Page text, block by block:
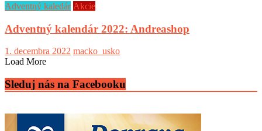
Adventný kaledár Akcie
Adventný kalendár 2022: Andreashop
1. decembra 2022 macko_usko
Load More
Sleduj nás na Facebooku